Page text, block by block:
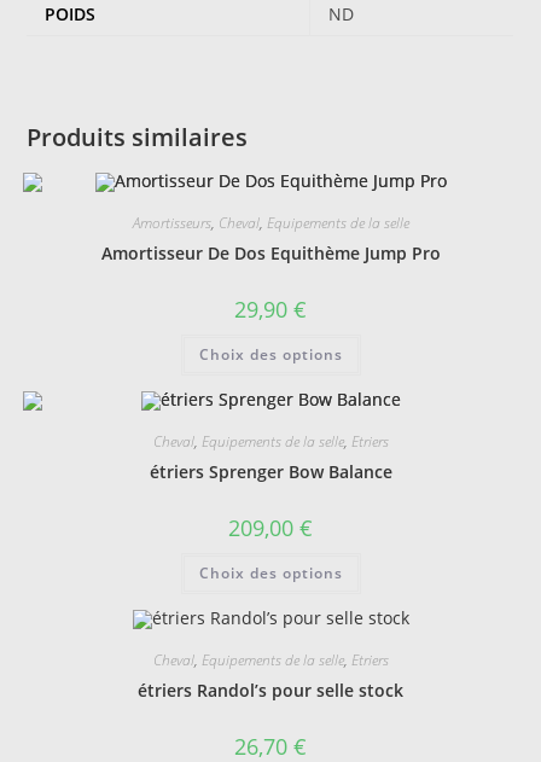
POIDS ND
Produits similaires
Amortisseurs, Cheval, Equipements de la selle
Amortisseur De Dos Equithème Jump Pro
29,90 €
Choix des options
plusieurs
variations.
options
être
Cheval, Equipements de la selle, Etriers
étriers Sprenger Bow Balance
209,00 €
Choix des options
plusieurs
variations.
options
être
Cheval, Equipements de la selle, Etriers
étriers Randol’s pour selle stock
26,70 €